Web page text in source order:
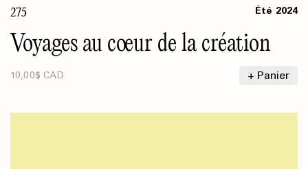
275 Été 2024
Voyages au cœur de la création
10,00$ CAD + Panier